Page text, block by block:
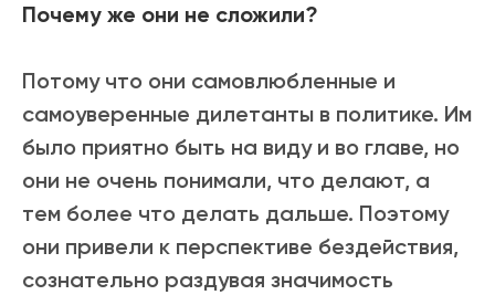
Почему же они не сложили?
Потому что они самовлюбленные и
самоуверенные дилетанты в политике. Им
было приятно быть на виду и во главе, но
они не очень понимали, что делают, а
тем более что делать дальше. Поэтому
они привели к перспективе бездействия,
сознательно раздувая значимость